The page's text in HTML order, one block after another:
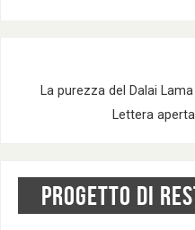
La purezza del Dalai
Lettera
PROGETTO DI